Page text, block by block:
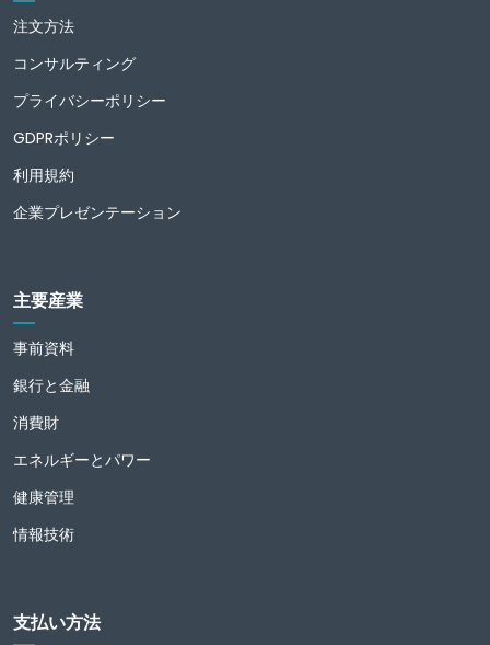
注文方法
コンサルティング
プライバシーポリシー
GDPRポリシー
利用規約
企業プレゼンテーション
主要産業
事前資料
銀行と金融
消費財
エネルギーとパワー
健康管理
情報技術
支払い方法